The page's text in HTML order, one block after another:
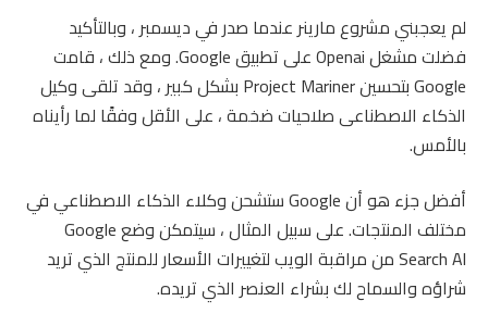
لم يعجبني مشروع مارينر عندما صدر في ديسمبر ، وبالتأكيد
فضلت مشغل Openai على تطبيق Google. ومع ذلك ، قامت
Google بتحسين Project Mariner بشكل كبير ، وقد تلقى وكيل
الذكاء الاصطناعى صلاحيات ضخمة ، على الأقل وفقًا لما رأيناه
بالأمس.
أفضل جزء هو أن Google ستشحن وكلاء الذكاء الاصطناعي في
مختلف المنتجات. على سبيل المثال ، سيتمكن وضع Google
Search AI من مراقبة الويب لتغييرات الأسعار للمنتج الذي تريد
شراؤه والسماح لك بشراء العنصر الذي تريده.